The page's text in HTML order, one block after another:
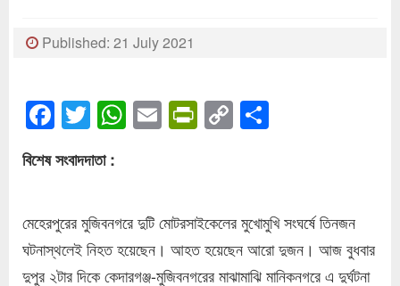
Published: 21 July 2021
Facebook
Twitter
WhatsApp
EmailPrintFriendly
Copy
বিশেষ সংবাদদাতা :
মেহেরপুরের মুজিবনগরে দুটি মোটরসাইকেলের মুখোমুখি সংঘর্ষে তিনজন
ঘটনাস্থলেই নিহত হয়েছেন। আহত হয়েছেন আরো দুজন। আজ বুধবার
দুপুর ২টার দিকে কেদারগঞ্জ-মুজিবনগরের মাঝামাঝি মানিকনগরে এ দুর্ঘটনা